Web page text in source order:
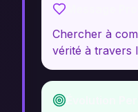
Chercher à
vérité à travers